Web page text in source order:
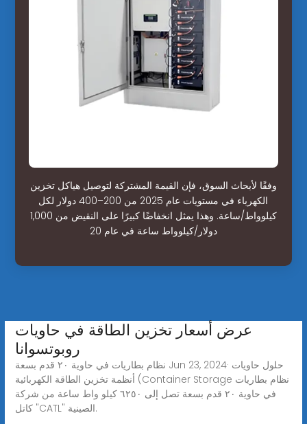
وفقًا لأبحاث السوق، فإن القيمة المشتركة لتوصيل هياكل تخزين
الكهرباء في مستويات عام 2025 من 200–400 دولار لكل
كيلوواط/ساعة. وهذا يمثل انخفاضًا كبيرًا على النقيض من 1,000
دولار/كيلوواط ساعة في عام 20
عرض أسعار تخزين الطاقة في حاويات
روبوتسوانا
نظام بطاريات في حاوية ٢٠ قدم بسعة Jun 23, 2024· حلول حاويات
أنظمة تخزين الطاقة الكهربائية (Container Storage نظام بطاريات
في حاوية ٢٠ قدم بسعة تصل إلى ٦٢٥٠ كيلو واط ساعة من شركة
كاتل "CATL" الصينية.